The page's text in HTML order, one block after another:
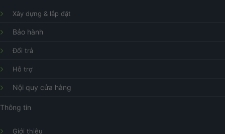
Xây dựng & lắp đặt
Bảo hành
Đổi trả
Hỗ trợ
Nội quy cửa hàng
Thông tin
Giới thiệu